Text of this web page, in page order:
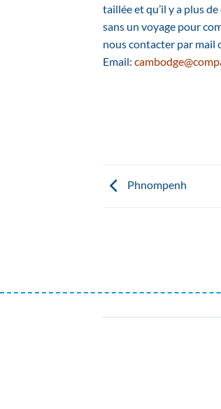
taillée et qu’il y a plus
sans un voyage pour
nous contacter par mail
Email:
Phnompenh